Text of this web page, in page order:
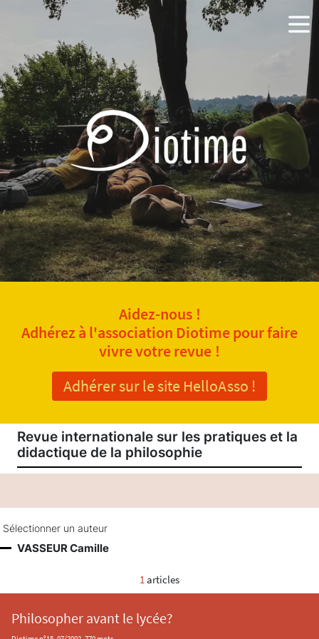
Aidez-nous !
Adhérez à l'association Diotime pour faire
vivre votre revue !
Adhérer sur le site HelloAsso !
Revue internationale sur les pratiques et la
didactique de la philosophie
Sélectionner un auteur
VASSEUR Camille
1 articles
Philosopher avant le lycée?